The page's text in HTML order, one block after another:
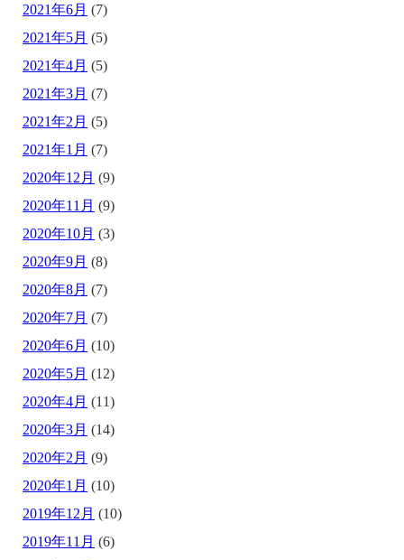
2021年6月 (7)
2021年5月 (5)
2021年4月 (5)
2021年3月 (7)
2021年2月 (5)
2021年1月 (7)
2020年12月 (9)
2020年11月 (9)
2020年10月 (3)
2020年9月 (8)
2020年8月 (7)
2020年7月 (7)
2020年6月 (10)
2020年5月 (12)
2020年4月 (11)
2020年3月 (14)
2020年2月 (9)
2020年1月 (10)
2019年12月 (10)
2019年11月 (6)